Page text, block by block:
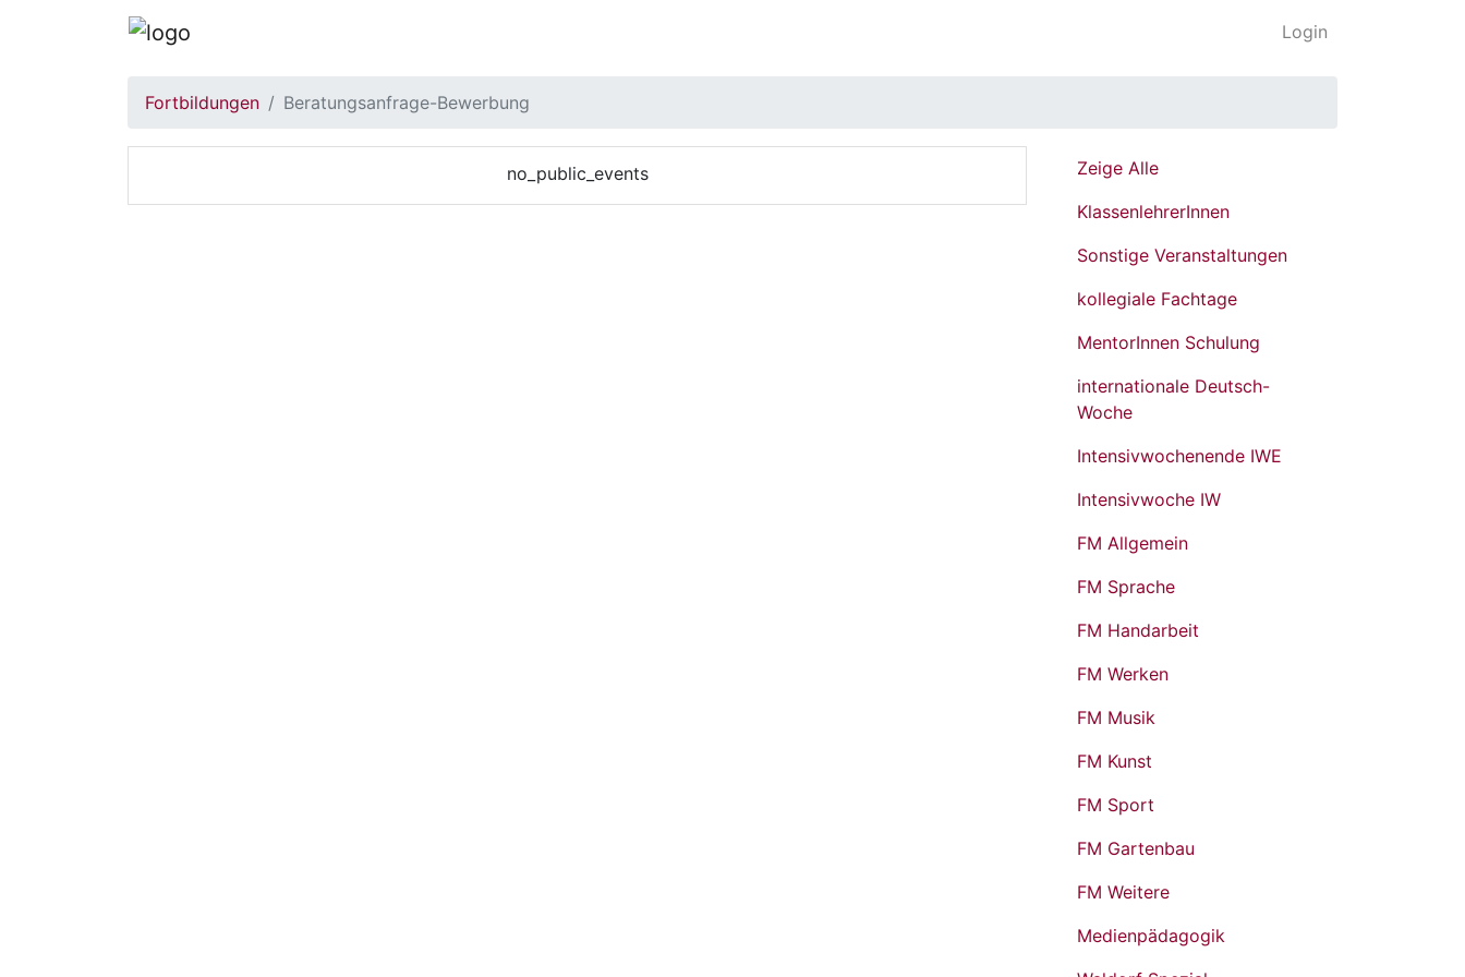
Login
Fortbildungen Beratungsanfrage-Bewerbung
Zeige Alle
KlassenlehrerInnen
Sonstige Veranstaltungen
kollegiale Fachtage
MentorInnen Schulung
internationale Deutsch-
Woche
Intensivwochenende IWE
Intensivwoche IW
FM Allgemein
FM Sprache
FM Handarbeit
FM Werken
FM Musik
FM Kunst
FM Sport
FM Gartenbau
FM Weitere
Medienpädagogik
no_public_events